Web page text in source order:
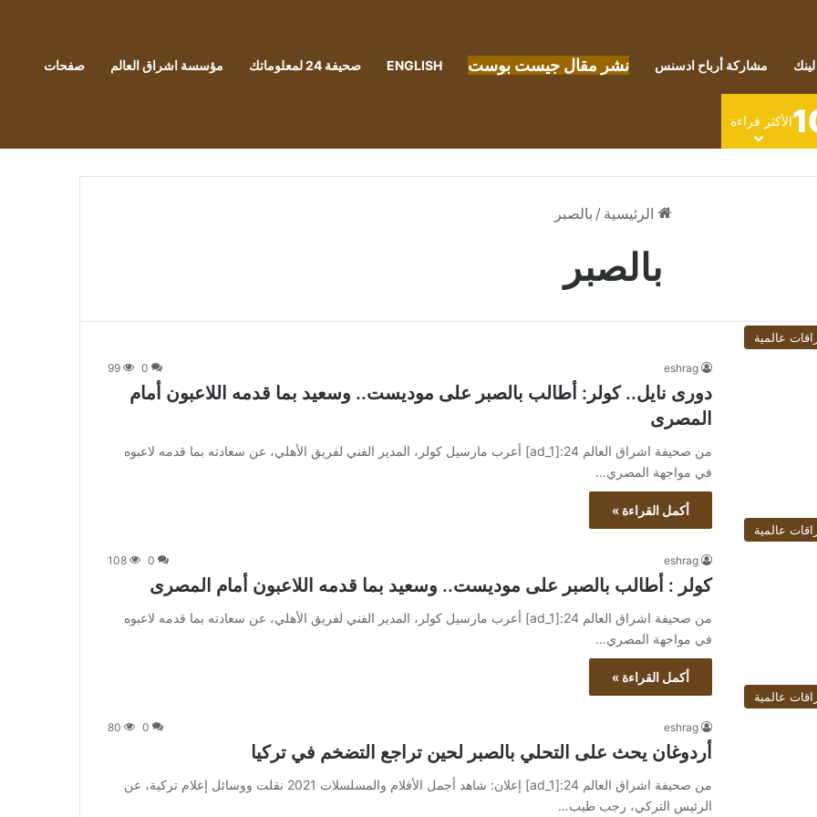
مشاركة أرباح ادسنس نشر مقال جيست بوست ENGLISH صحيفة 24 لمعلوماتك مؤسسة اشراق العالم صفحات
الأكثر قراءة
الرئيسية / بالصبر
بالصبر
عالمية
eshrag
0
99
دورى نايل.. كولر: أطالب بالصبر على موديست.. وسعيد بما قدمه اللاعبون أمام
المصرى
من صحيفة اشراق العالم 24:[ad_1] أعرب مارسيل كولر، المدير الفني لفريق الأهلي، عن سعادته بما قدمه لاعبوه
في مواجهة المصري…
أكمل القراءة »
عالمية
eshrag
0
108
كولر : أطالب بالصبر على موديست.. وسعيد بما قدمه اللاعبون أمام المصرى
من صحيفة اشراق العالم 24:[ad_1] أعرب مارسيل كولر، المدير الفني لفريق الأهلي، عن سعادته بما قدمه لاعبوه
في مواجهة المصري…
أكمل القراءة »
عالمية
eshrag
0
80
أردوغان يحث على التحلي بالصبر لحين تراجع التضخم في تركيا
من صحيفة اشراق العالم 24:[ad_1] إعلان: شاهد أجمل الأفلام والمسلسلات 2021 نقلت ووسائل إعلام تركية، عن
الرئيس التركي، رجب طيب…